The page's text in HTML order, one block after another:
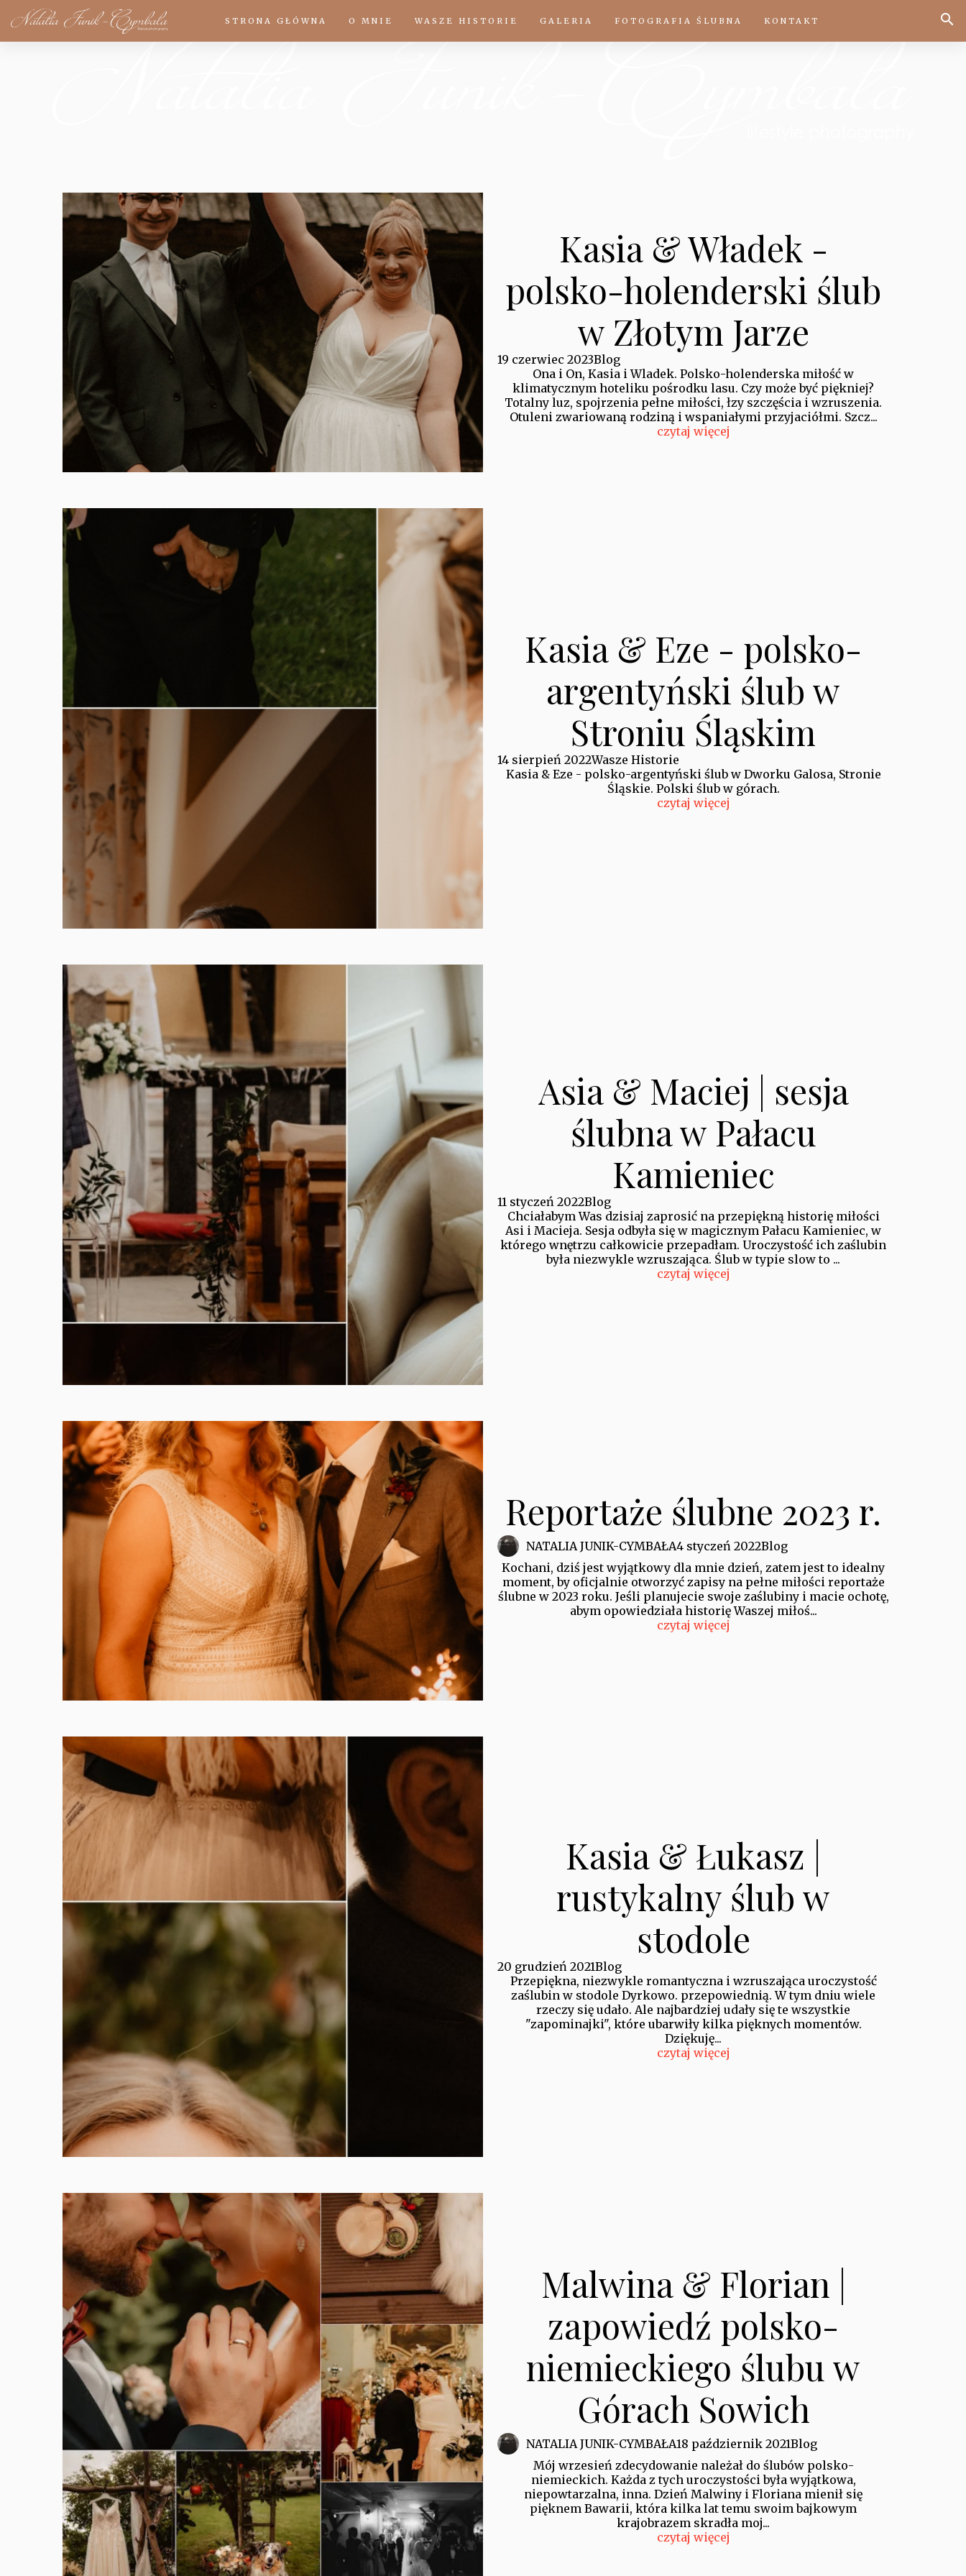
STRONA GŁÓWNA O MNIE WASZE HISTORIE GALERIA FOTOGRAFIA ŚLUBNA KONTAKT
Kasia & Władek -
polsko-holenderski ślub
w Złotym Jarze
19 czerwiec 2023Blog
Ona i On, Kasia i Wladek. Polsko-holenderska miłość w
klimatycznym hoteliku pośrodku lasu. Czy może być piękniej?
Totalny luz, spojrzenia pełne miłości, łzy szczęścia i wzruszenia.
Otuleni zwariowaną rodziną i wspaniałymi przyjaciółmi. Szcz...
czytaj więcej
Kasia & Eze - polsko-
argentyński ślub w
Stroniu Śląskim
14 sierpień 2022Wasze Historie
Kasia & Eze - polsko-argentyński ślub w Dworku Galosa, Stronie
Śląskie. Polski ślub w górach.
czytaj więcej
Asia & Maciej | sesja
ślubna w Pałacu
Kamieniec
11 styczeń 2022Blog
Chciałabym Was dzisiaj zaprosić na przepiękną historię miłości
Asi i Macieja. Sesja odbyła się w magicznym Pałacu Kamieniec, w
którego wnętrzu całkowicie przepadłam. Uroczystość ich zaślubin
była niezwykle wzruszająca. Ślub w typie slow to ...
czytaj więcej
Reportaże ślubne 2023 r.
NATALIA JUNIK-CYMBAŁA4 styczeń 2022Blog
Kochani, dziś jest wyjątkowy dla mnie dzień, zatem jest to idealny
moment, by oficjalnie otworzyć zapisy na pełne miłości reportaże
ślubne w 2023 roku. Jeśli planujecie swoje zaślubiny i macie ochotę,
abym opowiedziała historię Waszej miłoś...
czytaj więcej
Kasia & Łukasz |
rustykalny ślub w
stodole
20 grudzień 2021Blog
Przepiękna, niezwykle romantyczna i wzruszająca uroczystość
zaślubin w stodole Dyrkowo. przepowiednią. W tym dniu wiele
rzeczy się udało. Ale najbardziej udały się te wszystkie
"zapominajki", które ubarwiły kilka pięknych momentów.
Dziękuję...
czytaj więcej
Malwina & Florian |
zapowiedź polsko-
niemieckiego ślubu w
Górach Sowich
NATALIA JUNIK-CYMBAŁA18 październik 2021Blog
Mój wrzesień zdecydowanie należał do ślubów polsko-
niemieckich. Każda z tych uroczystości była wyjątkowa,
niepowtarzalna, inna. Dzień Malwiny i Floriana mienił się
pięknem Bawarii, która kilka lat temu swoim bajkowym
krajobrazem skradła moj...
czytaj więcej